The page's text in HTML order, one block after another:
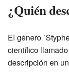
¿Quién
El género
científico llamado
descripción en